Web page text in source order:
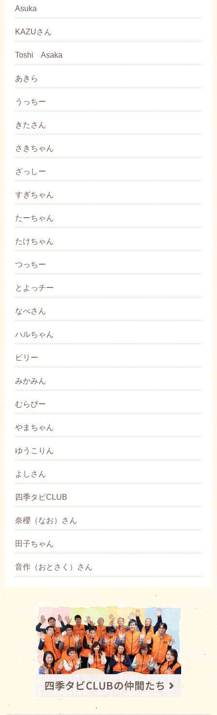
Asuka
KAZUさん
Toshi Asaka
あきら
うっちー
きたさん
さきちゃん
ざっしー
すぎちゃん
たーちゃん
たけちゃん
つっちー
とよっチー
なべさん
ハルちゃん
ビリー
みかみん
むらぴー
やまちゃん
ゆうこりん
よしさん
四季タビCLUB
奈櫻（なお）さん
田子ちゃん
音作（おとさく）さん